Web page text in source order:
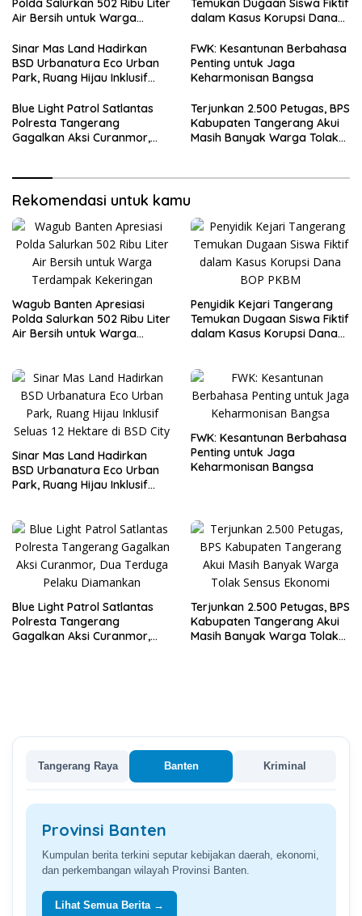
Polda Salurkan 502 Ribu Liter
Air Bersih untuk Warga
Temukan Dugaan Siswa Fiktif
dalam Kasus Korupsi Dana
Sinar Mas Land Hadirkan
BSD Urbanatura Eco Urban
Park, Ruang Hijau Inklusif
FWK: Kesantunan Berbahasa
Penting untuk Jaga
Keharmonisan Bangsa
Blue Light Patrol Satlantas
Polresta Tangerang
Gagalkan Aksi Curanmor,
Terjunkan 2.500 Petugas, BPS
Kabupaten Tangerang Akui
Masih Banyak Warga Tolak
Rekomendasi untuk kamu
Wagub Banten Apresiasi
Polda Salurkan 502 Ribu Liter
Air Bersih untuk Warga
Penyidik Kejari Tangerang
Temukan Dugaan Siswa Fiktif
dalam Kasus Korupsi Dana
Sinar Mas Land Hadirkan
BSD Urbanatura Eco Urban
Park, Ruang Hijau Inklusif
FWK: Kesantunan Berbahasa
Penting untuk Jaga
Keharmonisan Bangsa
Blue Light Patrol Satlantas
Polresta Tangerang
Gagalkan Aksi Curanmor,
Terjunkan 2.500 Petugas, BPS
Kabupaten Tangerang Akui
Masih Banyak Warga Tolak
Tangerang Raya Banten Kriminal
Provinsi Banten
Kumpulan berita terkini seputar kebijakan daerah, ekonomi,
dan perkembangan wilayah Provinsi Banten.
Lihat Semua Berita →